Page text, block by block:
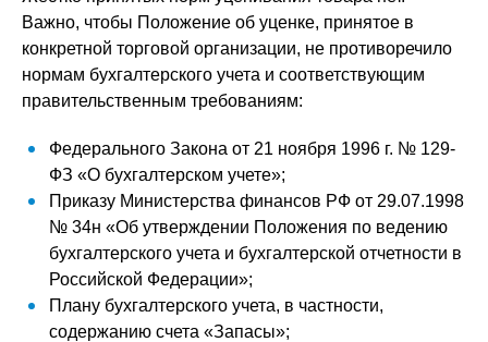
Важно, чтобы Положение об уценке, принятое в
конкретной торговой организации, не противоречило
нормам бухгалтерского учета и соответствующим
правительственным требованиям:
Федерального Закона от 21 ноября 1996 г. № 129-
ФЗ «О бухгалтерском учете»;
Приказу Министерства финансов РФ от 29.07.1998
№ 34н «Об утверждении Положения по ведению
бухгалтерского учета и бухгалтерской отчетности в
Российской Федерации»;
Плану бухгалтерского учета, в частности,
содержанию счета «Запасы»;